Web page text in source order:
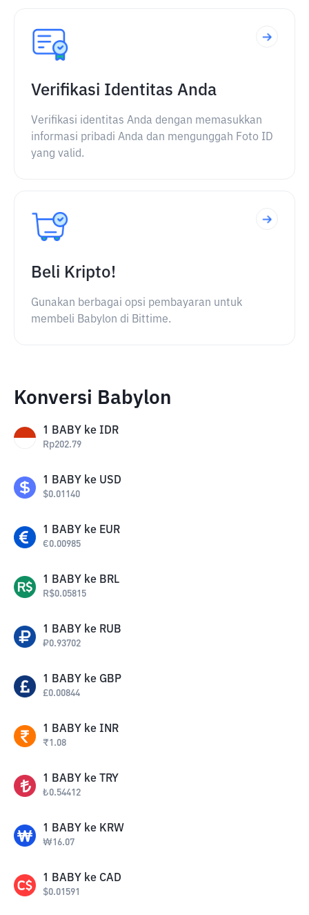
Verifikasi Identitas Anda
Verifikasi identitas Anda dengan memasukkan
informasi pribadi Anda dan mengunggah Foto ID
yang valid.
Beli Kripto!
Gunakan berbagai opsi pembayaran untuk
membeli Babylon di Bittime.
Konversi Babylon
1 BABY ke IDR
Rp202.79
1 BABY ke USD
$0.01140
1 BABY ke EUR
€0.00985
1 BABY ke BRL
R$0.05815
1 BABY ke RUB
₽0.93702
1 BABY ke GBP
£0.00844
1 BABY ke INR
₹1.08
1 BABY ke TRY
₺0.54412
1 BABY ke KRW
₩16.07
1 BABY ke CAD
$0.01591